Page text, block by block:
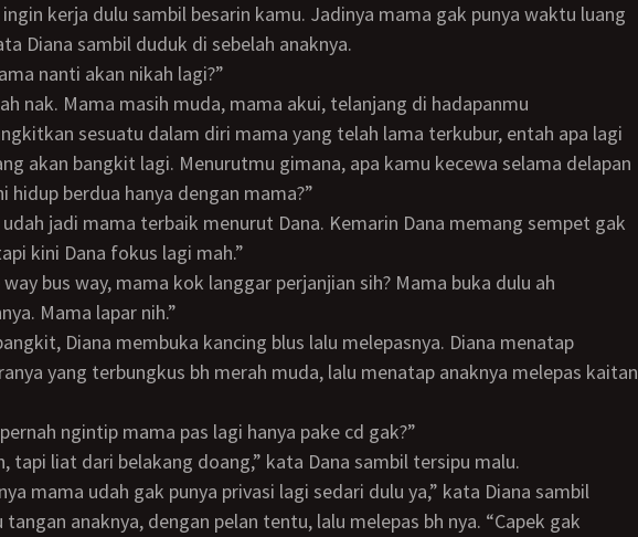
Diana sambil duduk di sebelah anaknya.
nanti akan nikah lagi?”
sesuatu dalam diri mama yang telah lama terkubur, entah apa lagi
akan bangkit lagi. Menurutmu gimana, apa kamu kecewa selama delapan
hidup berdua hanya dengan mama?”
kini Dana fokus lagi mah.”
Mama lapar nih.”
yang terbungkus bh merah muda, lalu menatap anaknya melepas kaitan
pernah ngintip mama pas lagi hanya pake cd gak?”
tapi liat dari belakang doang,” kata Dana sambil tersipu malu.
tangan anaknya, dengan pelan tentu, lalu melepas bh nya. “Capek gak